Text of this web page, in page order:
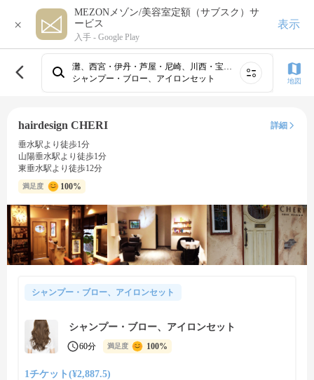
×
MEZONメゾン/美容室定額（サブスク）サ
ービス
入手 - Google Play
表示
シャンプー・ブロー、アイロンセット
地図
hairdesign CHERI
詳細
垂水駅より徒歩1分
山陽垂水駅より徒歩1分
東垂水駅より徒歩12分
満足度 100%
シャンプー・ブロー、アイロンセット
シャンプー・ブロー、アイロンセット
60分 満足度 100%
1チケット(¥2,887.5)